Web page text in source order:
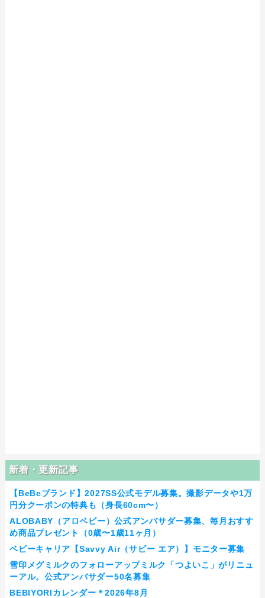
新着・更新記事
【BeBeブランド】2027SS公式モデル募集。撮影データや1万
円分クーポンの特典も（身長60cm〜）
ALOBABY（アロベビー）公式アンバサダー募集、毎月おすす
め商品プレゼント（0歳〜1歳11ヶ月）
ベビーキャリア【Savvy Air（サビー エア）】モニター募集
雪印メグミルクのフォローアップミルク「つよいこ」がリニュ
ーアル。公式アンバサダー50名募集
BEBIYORIカレンダー＊2026年8月